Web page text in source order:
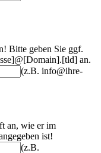
Bitte geben Sie ggf.
an.
(z.B. info@ihre-
an, wie er im
ist!
(z.B.